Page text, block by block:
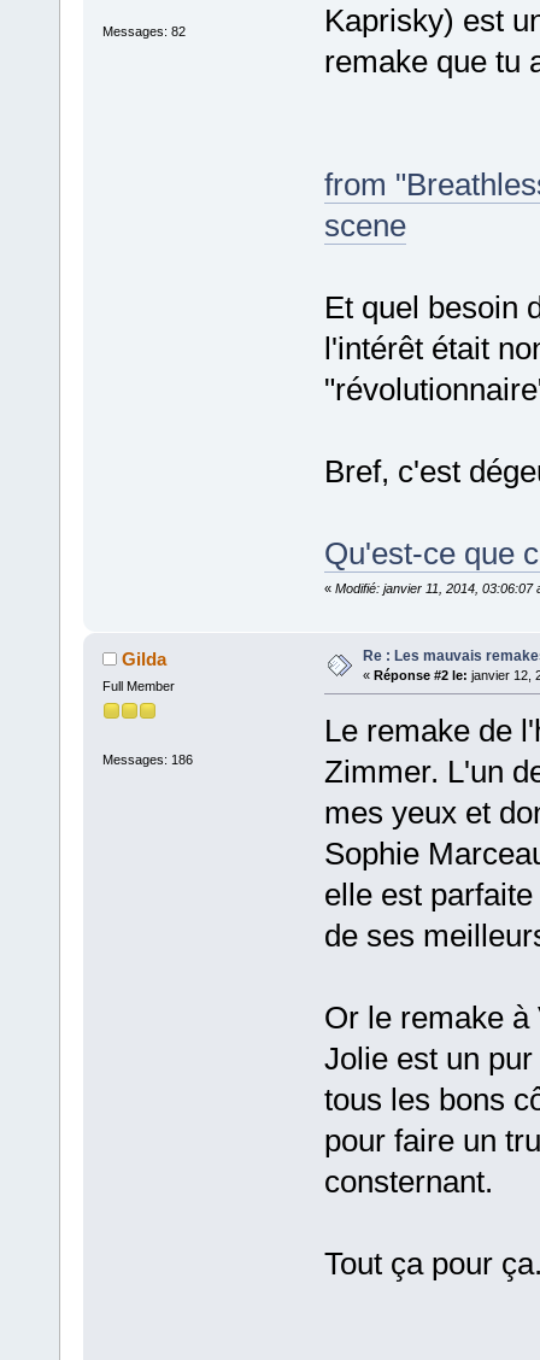
Messages: 82
Kaprisky) est
remake que tu
from
scene
Et quel besoin
l'intérêt était
Bref, c'est
Qu'est-ce que
« Modifié: janvier 11, 2014, 03:06:07
Gilda
Full Member
Messages: 186
Re : Les mauvais
« Réponse #2 le: janvier 12,
Le remake de
Zimmer. L'un
mes yeux et
Sophie
elle est
de ses
Or le remake à
Jolie est un
tous les bons
pour faire un
consternant.
Tout ça pour